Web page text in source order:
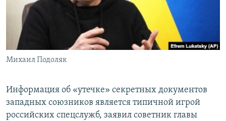
ПОБЕДИТЕЛЕЙ НЕ СУДЯТ?
КРЫМ.НЕПОКОРЕННЫЙ
ELIFBE
УКРАИНСКАЯ ПРОБЛЕМА КРЫМА
ПРИСОЕДИНЯЙТЕСЬ!
Михаил Подоляк
Информация об «утечке» секретных документов
западных союзников является типичной игрой
российских спецслужб, заявил советник главы